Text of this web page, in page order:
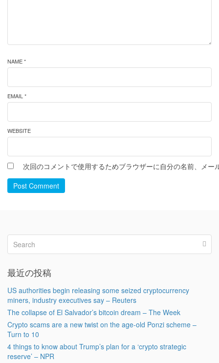
NAME *
EMAIL *
WEBSITE
次回のコメントで使用するためブラウザーに自分の名前、メー
Post Comment
最近の投稿
US authorities begin releasing some seized cryptocurrency
miners, industry executives say – Reuters
The collapse of El Salvador’s bitcoin dream – The Week
Crypto scams are a new twist on the age-old Ponzi scheme –
Turn to 10
4 things to know about Trump’s plan for a ‘crypto strategic
reserve’ – NPR